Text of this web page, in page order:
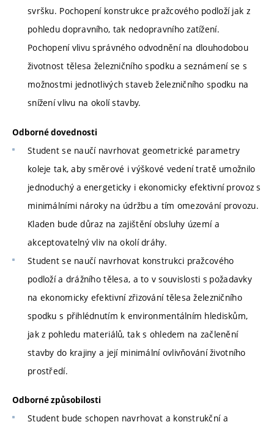
svršku. Pochopení konstrukce pražcového podloží jak z
pohledu dopravního, tak nedopravního zatížení.
Pochopení vlivu správného odvodnění na dlouhodobou
životnost tělesa železničního spodku a seznámení se s
možnostmi jednotlivých staveb železničního spodku na
snížení vlivu na okolí stavby.
Odborné dovednosti
Student se naučí navrhovat geometrické parametry
koleje tak, aby směrové i výškové vedení tratě umožnilo
jednoduchý a energeticky i ekonomicky efektivní provoz s
minimálními nároky na údržbu a tím omezování provozu.
Kladen bude důraz na zajištění obsluhy území a
akceptovatelný vliv na okolí dráhy.
Student se naučí navrhovat konstrukci pražcového
podloží a drážního tělesa, a to v souvislosti s požadavky
na ekonomicky efektivní zřizování tělesa železničního
spodku s přihlédnutím k environmentálním hlediskům,
jak z pohledu materiálů, tak s ohledem na začlenění
stavby do krajiny a její minimální ovlivňování životního
prostředí.
Odborné způsobilosti
Student bude schopen navrhovat a konstrukční a